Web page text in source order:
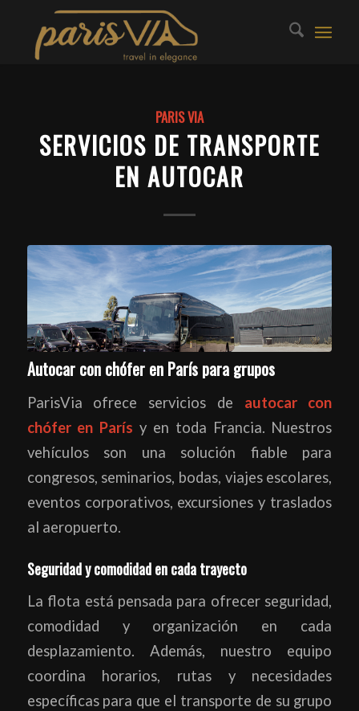
PARIS VIA
SERVICIOS DE TRANSPORTE
EN AUTOCAR
Autocar con chófer en París para grupos
ParisVia ofrece servicios de autocar con
chófer en París y en toda Francia. Nuestros
vehículos son una solución fiable para
congresos, seminarios, bodas, viajes escolares,
eventos corporativos, excursiones y traslados
al aeropuerto.
Seguridad y comodidad en cada trayecto
La flota está pensada para ofrecer seguridad,
comodidad y organización en cada
desplazamiento. Además, nuestro equipo
coordina horarios, rutas y necesidades
específicas para que el transporte de su grupo